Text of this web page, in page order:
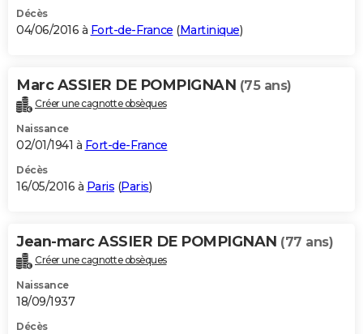
Décès
04/06/2016 à Fort-de-France (Martinique)
Marc ASSIER DE POMPIGNAN (75 ans)
Créer une cagnotte obsèques
Naissance
02/01/1941 à Fort-de-France
Décès
16/05/2016 à Paris (Paris)
Jean-marc ASSIER DE POMPIGNAN (77 ans)
Créer une cagnotte obsèques
Naissance
18/09/1937
Décès